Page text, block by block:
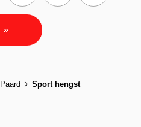
»
Paard Sport hengst